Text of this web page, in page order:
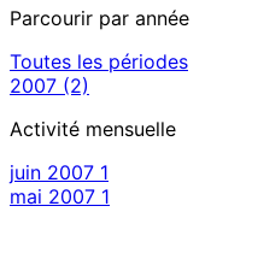
Parcourir par année
Toutes les périodes
2007 (2)
Activité mensuelle
juin 2007 1
mai 2007 1